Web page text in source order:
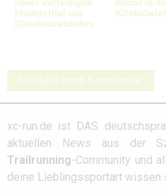
Meistertitel mit
Streckenrekorden
Schreibe einen Kommentar
xc-run.de ist DAS
aktuellen News aus der
Trailrunning-Community und
deine Lieblingssportart wissen